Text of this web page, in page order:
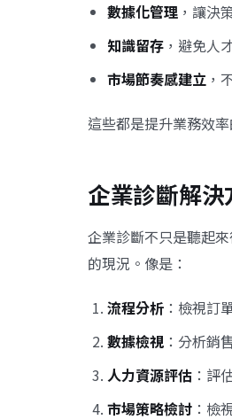
數據化管理 ，讓決
知識留存 ，避免人
市場節奏感建立 ，
這些都是提升業務效率
企業診斷解決
企業診斷不只是聽起
的現況。像是：
流程分析 ：檢視訂
數據檢視 ：分析銷
人力資源評估 ：評
市場策略檢討 ：檢